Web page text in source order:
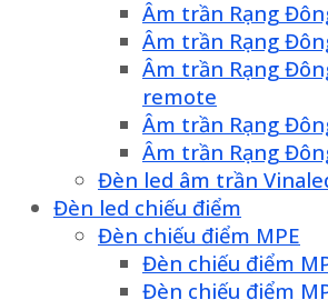
Âm trần Rạng
Âm trần Rạng
Âm trần Rạng
remote
Âm trần Rạng
Âm trần Rạng
Đèn led âm trần
Đèn led chiếu điểm
Đèn chiếu điểm MPE
Đèn chiếu điểm
Đèn chiếu điểm